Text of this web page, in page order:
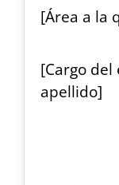
[Área a la
[Cargo
apellido]